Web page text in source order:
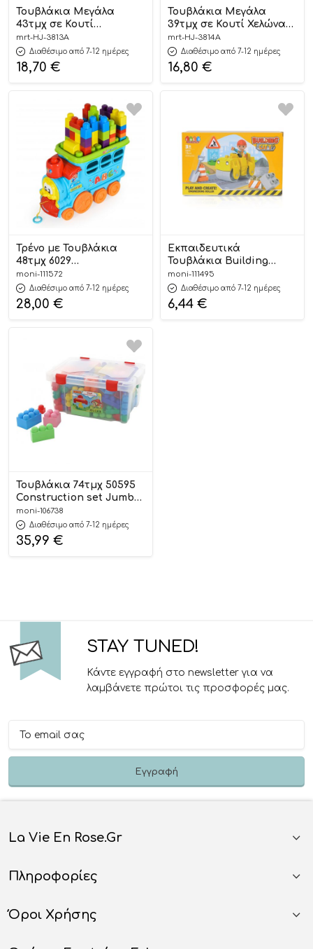
Τουβλάκια Μεγάλα
43τμχ σε Κουτί
Ελικόπτερο HJ-3813A 3+
– Martin Toys
mrt-HJ-3813A
Διαθέσιμο από 7-12 ημέρες
18,70 €
Τουβλάκια Μεγάλα
39τμχ σε Κουτί Χελώνα
HJ-3814A 3+ – Martin
Toys
mrt-HJ-3814A
Διαθέσιμο από 7-12 ημέρες
16,80 €
Τρένο με Τουβλάκια
48τμχ 6029
3801005600250 3+ – JDLT
moni-111572
Διαθέσιμο από 7-12 ημέρες
28,00 €
Εκπαιδευτικά
Τουβλάκια Building
Blocks City 13τμχ 5441 3+
3801005600281 – IDLT
moni-111495
Διαθέσιμο από 7-12 ημέρες
6,44 €
Τουβλάκια 74τμχ 50595
Construction set Jumbo
4810344050595 3+ –
Polesie
moni-106738
Διαθέσιμο από 7-12 ημέρες
35,99 €
STAY TUNED!
Κάντε εγγραφή στο newsletter για να
λαμβάνετε πρώτοι τις προσφορές μας.
La Vie En Rose.gr
Πληροφορίες
Όροι Χρήσης